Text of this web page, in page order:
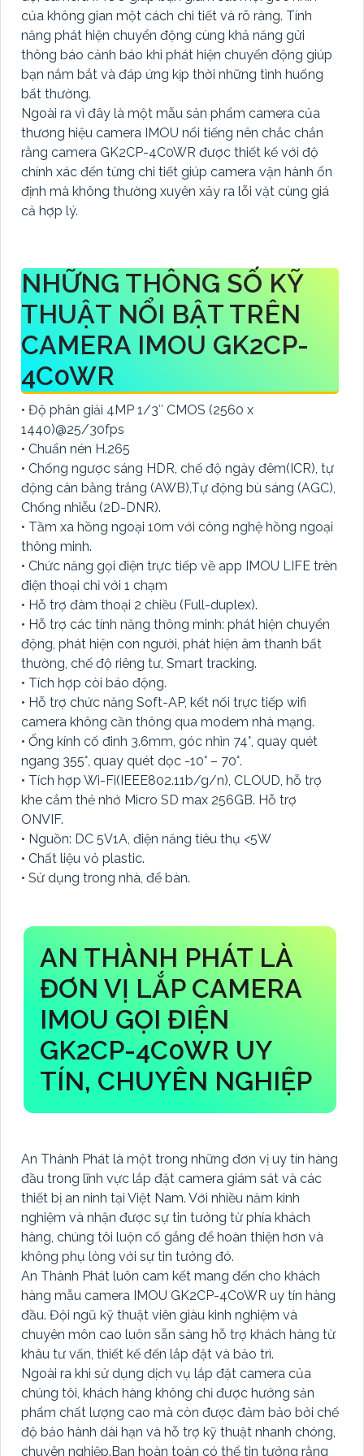
của không gian một cách chi tiết và rõ ràng. Tính
năng phát hiện chuyển động cùng khả năng gửi
thông báo cảnh báo khi phát hiện chuyển động giúp
bạn nắm bắt và đáp ứng kịp thời những tình huống
bất thường.
Ngoài ra vì đây là một mẫu sản phẩm camera của
thương hiệu camera IMOU nổi tiếng nên chắc chắn
rằng camera GK2CP-4C0WR được thiết kế với độ
chính xác đến từng chi tiết giúp camera vận hành ổn
định mà không thường xuyên xảy ra lỗi vặt cùng giá
cả hợp lý.
NHỮNG THÔNG SỐ KỸ
THUẬT NỔI BẬT TRÊN
CAMERA IMOU GK2CP-
4C0WR
• Độ phân giải 4MP 1/3″ CMOS (2560 x
1440)@25/30fps
• Chuẩn nén H.265
• Chống ngược sáng HDR, chế độ ngày đêm(ICR), tự
động cân bằng trắng (AWB),Tự động bù sáng (AGC),
Chống nhiễu (2D-DNR).
• Tầm xa hồng ngoại 10m với công nghệ hồng ngoại
thông minh.
• Chức năng gọi điện trực tiếp về app IMOU LIFE trên
điện thoại chỉ với 1 chạm
• Hỗ trợ đàm thoại 2 chiều (Full-duplex).
• Hỗ trợ các tính năng thông minh: phát hiện chuyển
động, phát hiện con người, phát hiện âm thanh bất
thường, chế độ riêng tư, Smart tracking.
• Tích hợp còi báo động.
• Hỗ trợ chức năng Soft-AP, kết nối trực tiếp wifi
camera không cần thông qua modem nhà mạng.
• Ống kính cố đinh 3.6mm, góc nhìn 74°, quay quét
ngang 355°, quay quét dọc -10° – 70°.
• Tích hợp Wi-Fi(IEEE802.11b/g/n), CLOUD, hỗ trợ
khe cắm thẻ nhớ Micro SD max 256GB. Hỗ trợ
ONVIF.
• Nguồn: DC 5V1A, điện năng tiêu thụ <5W
• Chất liệu vỏ plastic.
• Sử dụng trong nhà, để bàn.
AN THÀNH PHÁT LÀ
ĐƠN VỊ LẮP CAMERA
IMOU GỌI ĐIỆN
GK2CP-4C0WR UY
TÍN, CHUYÊN NGHIỆP
An Thành Phát là một trong những đơn vị uy tín hàng
đầu trong lĩnh vực lắp đặt camera giám sát và các
thiết bị an ninh tại Việt Nam. Với nhiều năm kinh
nghiệm và nhận được sự tin tưởng từ phía khách
hàng, chúng tôi luộn cố gắng để hoàn thiện hơn và
không phụ lòng với sự tin tưởng đó.
An Thành Phát luôn cam kết mang đến cho khách
hàng mẫu camera IMOU GK2CP-4C0WR uy tín hàng
đầu. Đội ngũ kỹ thuật viên giàu kinh nghiệm và
chuyên môn cao luôn sẵn sàng hỗ trợ khách hàng từ
khâu tư vấn, thiết kế đến lắp đặt và bảo trì.
Ngoài ra khi sử dụng dịch vụ lắp đặt camera của
chúng tôi, khách hàng không chỉ được hưởng sản
phẩm chất lượng cao mà còn được đảm bảo bởi chế
độ bảo hành dài hạn và hỗ trợ kỹ thuật nhanh chóng,
chuyên nghiệp.Bạn hoàn toàn có thể tin tưởng rằng